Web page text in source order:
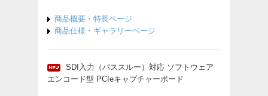
商品概要・特長ページ
商品仕様・ギャラリーページ
SDI入力（パススルー）対応 ソフトウェア
エンコード型 PCIeキャプチャーボード